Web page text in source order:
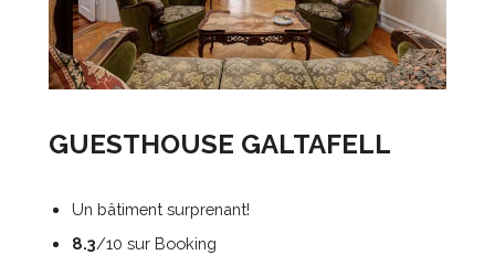
GUESTHOUSE GALTAFELL
Un bâtiment surprenant!
8.3/10 sur Booking